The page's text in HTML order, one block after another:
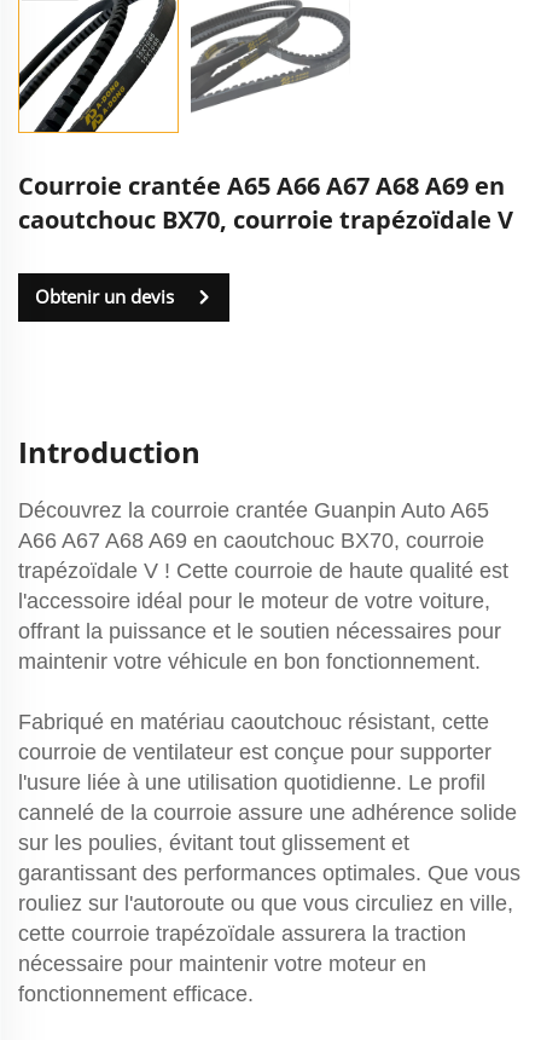
Courroie crantée A65 A66 A67 A68 A69 en
caoutchouc BX70, courroie trapézoïdale V
Obtenir un devis
Introduction
Découvrez la courroie crantée Guanpin Auto A65
A66 A67 A68 A69 en caoutchouc BX70, courroie
trapézoïdale V ! Cette courroie de haute qualité est
l'accessoire idéal pour le moteur de votre voiture,
offrant la puissance et le soutien nécessaires pour
maintenir votre véhicule en bon fonctionnement.
Fabriqué en matériau caoutchouc résistant, cette
courroie de ventilateur est conçue pour supporter
l'usure liée à une utilisation quotidienne. Le profil
cannelé de la courroie assure une adhérence solide
sur les poulies, évitant tout glissement et
garantissant des performances optimales. Que vous
rouliez sur l'autoroute ou que vous circuliez en ville,
cette courroie trapézoïdale assurera la traction
nécessaire pour maintenir votre moteur en
fonctionnement efficace.